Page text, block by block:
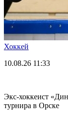
Хоккей
10.08.26 11:33
Экс-хоккеист
турнира в Орске